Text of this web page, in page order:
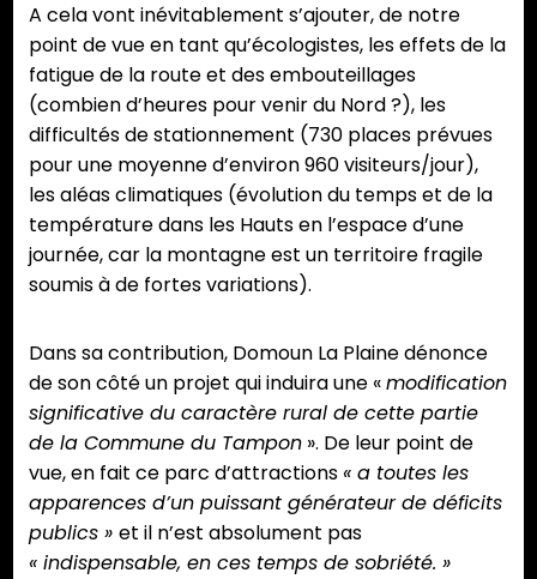
A cela vont inévitablement s’ajouter, de notre
point de vue en tant qu’écologistes, les effets de la
fatigue de la route et des embouteillages
(combien d’heures pour venir du Nord ?), les
difficultés de stationnement (730 places prévues
pour une moyenne d’environ 960 visiteurs/jour),
les aléas climatiques (évolution du temps et de la
température dans les Hauts en l’espace d’une
journée, car la montagne est un territoire fragile
soumis à de fortes variations).
Dans sa contribution, Domoun La Plaine dénonce
de son côté un projet qui induira une «modification
significative du caractère rural de cette partie
de la Commune du Tampon ». De leur point de
vue, en fait ce parc d’attractions« a toutes les
apparences d’un puissant générateur de déficits
publics » et il n’est absolument pas
« indispensable, en ces temps de sobriété. »